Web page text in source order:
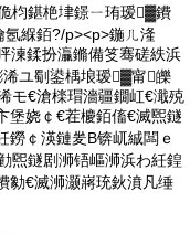
枃鍖栬垏鐛ㄧ珛瑷▓鐨
緥銆?/p><p>鍦ㄦ湰
湅鍒扮灜鏅備笅骞磋紩浜
ユ劅鍙楀埌瑷▓甯皪
モ€滄檪瑁濇疆鐗屸€濈殑
堡娆￠€茬櫦銆傗€滅煕鐩
鐒￠渶鏈夎В锛屼絾闆ｅ
煕鐩剧浉铻嶇浉浜わ紝鍠
勨€滅浉灏嶈珫鈥濆凡缍